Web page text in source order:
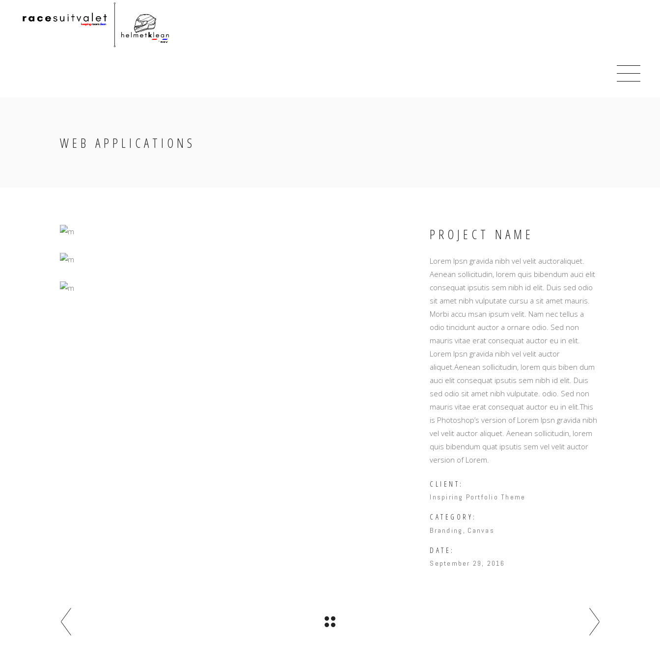
WEB APPLICATIONS
PROJECT NAME
Lorem Ipsn gravida nibh vel velit auctoraliquet.
Aenean sollicitudin, lorem quis bibendum auci elit
consequat ipsutis sem nibh id elit. Duis sed odio
sit amet nibh vulputate cursu a sit amet mauris.
Morbi accu msan ipsum velit. Nam nec tellus a
odio tincidunt auctor a ornare odio. Sed non
mauris vitae erat consequat auctor eu in elit.
Lorem Ipsn gravida nibh vel velit auctor
aliquet.Aenean sollicitudin, lorem quis biben dum
auci elit consequat ipsutis sem nibh id elit. Duis
sed odio sit amet nibh vulputate. odio. Sed non
mauris vitae erat consequat auctor eu in elit.This
is Photoshop’s version of Lorem Ipsn gravida nibh
vel velit auctor aliquet. Aenean sollicitudin, lorem
quis bibendum quat ipsutis sem vel velit auctor
version of Lorem.
CLIENT:
Inspiring Portfolio Theme
CATEGORY:
Branding Canvas
DATE:
September 29, 2016